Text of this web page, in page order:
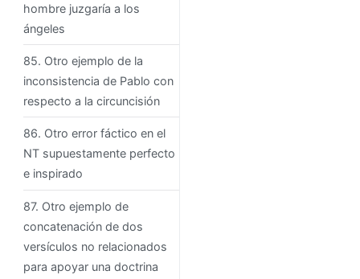
hombre juzgaría a los
ángeles
85. Otro ejemplo de la
inconsistencia de Pablo con
respecto a la circuncisión
86. Otro error fáctico en el
NT supuestamente perfecto
e inspirado
87. Otro ejemplo de
concatenación de dos
versículos no relacionados
para apoyar una doctrina